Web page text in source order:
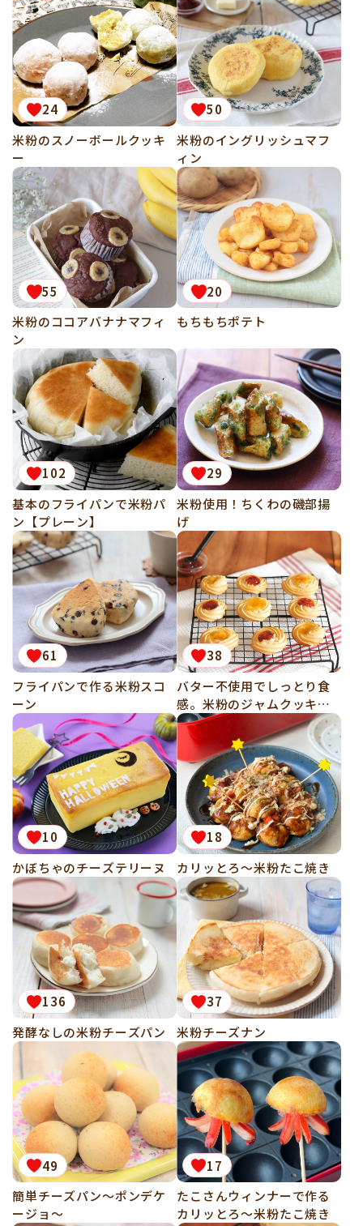
24
米粉のスノーボールクッキ
ー
50
米粉のイングリッシュマフ
ィン
55
米粉のココアバナナマフィ
ン
20
もちもちポテト
102
基本のフライパンで米粉パ
ン【プレーン】
29
米粉使用！ちくわの磯部揚
げ
61
フライパンで作る米粉スコ
ーン
38
バター不使用でしっとり食
感。米粉のジャムクッキー
（グルテンフリー）
10
かぼちゃのチーズテリーヌ
18
カリッとろ～米粉たこ焼き
136
発酵なしの米粉チーズパン
37
米粉チーズナン
49
簡単チーズパン～ポンデケ
ージョ～
17
たこさんウィンナーで作る
カリッとろ～米粉たこ焼き